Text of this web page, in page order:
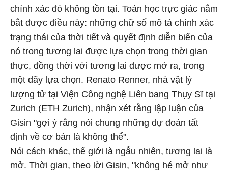
chính xác đó không tồn tại. Toán học trực giác nắm
bắt được điều này: những chữ số mô tả chính xác
trạng thái của thời tiết và quyết định diễn biến của
nó trong tương lai được lựa chọn trong thời gian
thực, đồng thời với tương lai được mở ra, trong
một dãy lựa chọn. Renato Renner, nhà vật lý
lượng tử tại Viện Công nghệ Liên bang Thụy Sĩ tại
Zurich (ETH Zurich), nhận xét rằng lập luận của
Gisin "gợi ý rằng nói chung những dự đoán tất
định về cơ bản là không thể".
Nói cách khác, thế giới là ngẫu nhiên, tương lai là
mở. Thời gian, theo lời Gisin, "không hé mở như